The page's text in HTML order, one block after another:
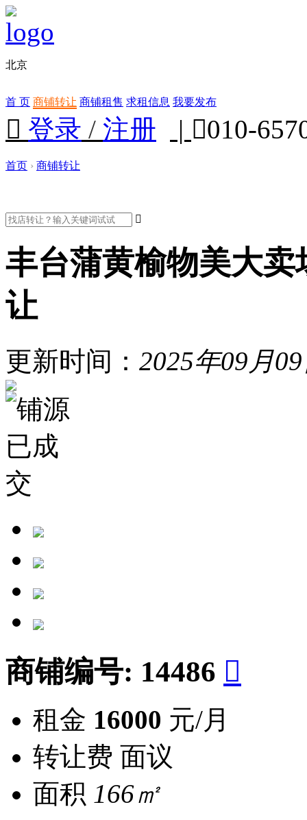
北京
首 页 商铺转让 商铺租售 求租信息 我要发布
 登录 / 注册 | 010-
首页 › 商铺转让

丰台蒲黄榆物美大
让
更新时间： 2025年09月
商铺编号: 14486 
租金 16000 元/月
转让费 面议
面积 166㎡